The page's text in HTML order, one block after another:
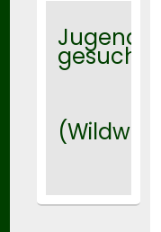
gesucht